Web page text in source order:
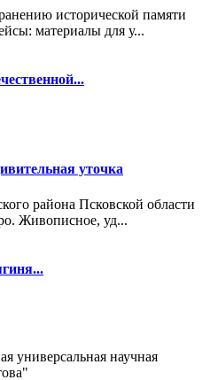
исторической памяти
материалы для у...
уточка
района Псковской области
Живописное, уд...
универсальная научная